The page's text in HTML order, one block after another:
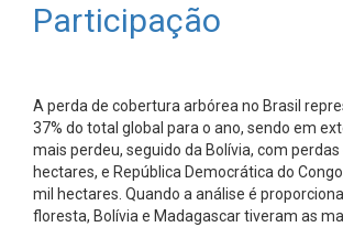
Participação
A perda de cobertura arbórea no Brasil
37% do total global para o ano, sendo em
mais perdeu, seguido da Bolívia, com perdas
hectares, e República Democrática do
mil hectares. Quando a análise é
floresta, Bolívia e Madagascar tiveram as